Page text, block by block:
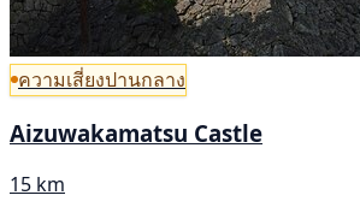
ความเสี่ยงปานกลาง
Aizuwakamatsu Castle
15 km